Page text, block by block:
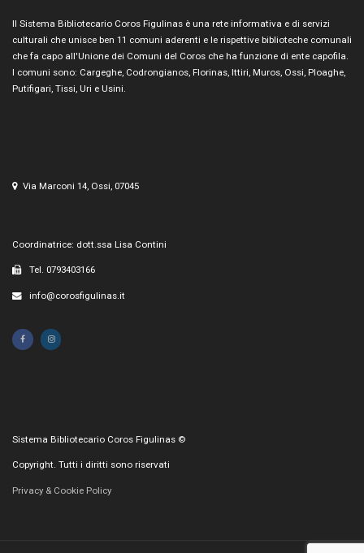
Il Sistema Bibliotecario Coros Figulinas è una rete informativa e di servizi
culturali che unisce ben 11 comuni aderenti e le rispettive biblioteche comunali
che fa capo all'Unione dei Comuni del Coros che ha funzione di ente capofila.
I comuni sono: Cargeghe, Codrongianos, Florinas, Ittiri, Muros, Ossi, Ploaghe,
Putifigari, Tissi, Uri e Usini.
Via Marconi 14, Ossi, 07045
Coordinatrice: dott.ssa Lisa Contini
Tel. 0793403166
info@corosfigulinas.it
Sistema Bibliotecario Coros Figulinas ©
Copyright. Tutti i diritti sono riservati
Privacy & Cookie Policy